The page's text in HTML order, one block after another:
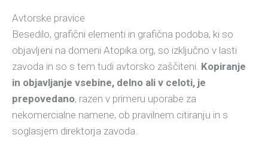
Avtorske pravice
Besedilo, grafični elementi in grafična podoba, ki so
objavljeni na domeni Atopika.org, so izključno v lasti
zavoda in so s tem tudi avtorsko zaščiteni. Kopiranje
in objavljanje vsebine, delno ali v celoti, je
prepovedano, razen v primeru uporabe za
nekomercialne namene, ob pravilnem citiranju in s
soglasjem direktorja zavoda.